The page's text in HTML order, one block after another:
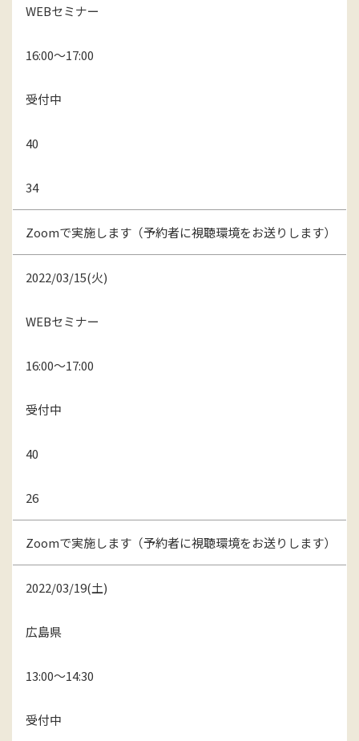
WEBセミナー
16:00～17:00
受付中
40
34
Zoomで実施します（予約者に視聴環境をお送りします）
2022/03/15(火)
WEBセミナー
16:00～17:00
受付中
40
26
Zoomで実施します（予約者に視聴環境をお送りします）
2022/03/19(土)
広島県
13:00～14:30
受付中